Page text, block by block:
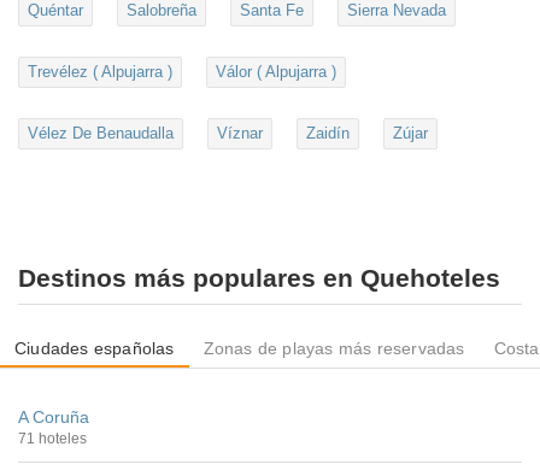
Quéntar Salobreña Santa Fe Sierra Nevada
Trevélez ( Alpujarra ) Válor ( Alpujarra )
Vélez De Benaudalla Víznar Zaidín Zújar
Destinos más populares en Quehoteles
Ciudades españolas Zonas de playas más reservadas
A Coruña
71 hoteles